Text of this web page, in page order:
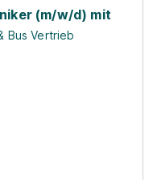
(m/w/d) mit
Bus Vertrieb